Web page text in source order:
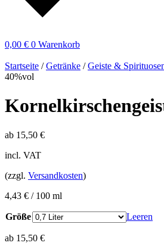
0,00 € 0 Warenkorb
Startseite /Getränke /Geiste &
40%vol
ab 15,50 €
incl. VAT
(zzgl. Versandkosten)
4,43 € / 100 ml
Größe Leeren
ab 15,50 €